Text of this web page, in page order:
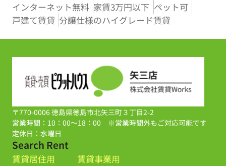
インターネット無料 家賃3万円以下 ペット可
戸建て賃貸 分譲仕様のハイグレード賃貸
〒770-0006 徳島県徳島市北矢三町３丁目2-2
営業時間：10：00～18：00 ※営業時間外もご対応可能です
定休日：水曜日
Search Rent
賃貸居住用
賃貸事業用